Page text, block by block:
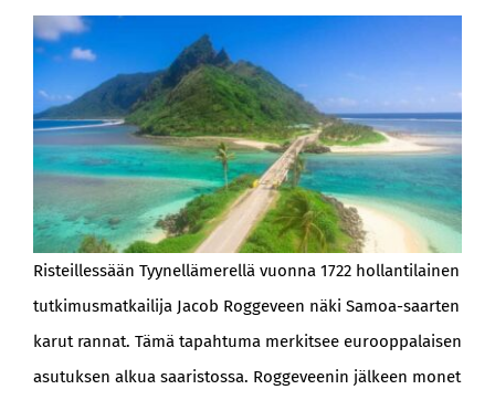
BLOGI
Risteillessään Tyynellämerellä vuonna 1722 hollantilainen
tutkimusmatkailija Jacob Roggeveen näki Samoa-saarten
karut rannat. Tämä tapahtuma merkitsee eurooppalaisen
asutuksen alkua saaristossa. Roggeveenin jälkeen monet